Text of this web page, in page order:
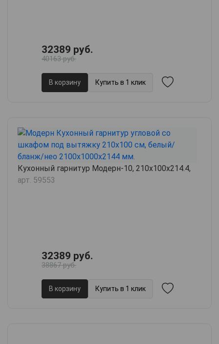
32389 руб.
40163 руб.
В корзину Купить в 1 клик
Кухонный гарнитур Модерн-10, 210х100х214.4,
арт. 59553
32389 руб.
38867 руб.
В корзину Купить в 1 клик